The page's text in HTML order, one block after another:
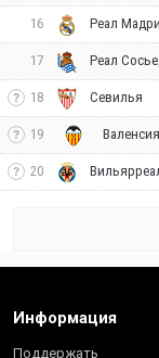
16 Реал
17 Реал
18 Севилья
19 Валенсия
20
Информация
Поддержать